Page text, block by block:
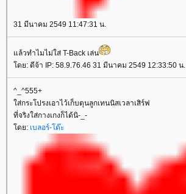
31 มีนาคม 2549 11:47:31 น.
ล้วทำไมไม่ใส่ T-Back เล่น
ดย: ดีจ้า IP: 58.9.76.46 31 มีนาคม 2549 12:33:50 น.
^_^555+
ส่กระโปรงเอาไว้เก็บตุนลูกเทนนิสเวลาเสิร์ฟ
ที่จริงใส่กางเกงก็ได้นิ-_-
ดย: เบลอร์-โด๊ะ